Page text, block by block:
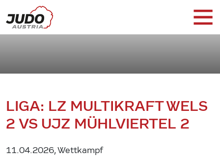
LIGA: LZ MULTIKRAFT WELS
2 VS UJZ MÜHLVIERTEL 2
11.04.2026, Wettkampf